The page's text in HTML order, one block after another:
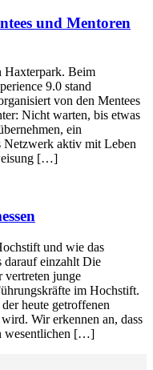
und Mentoren
Haxterpark. Beim
9.0 stand
von den Mentees
Nicht warten, bis etwas
ein
Netzwerk aktiv mit Leben
[…]
und wie das
darauf einzahlt Die
vertreten junge
im Hochstift.
heute getroffenen
Wir erkennen an, dass
wesentlichen […]